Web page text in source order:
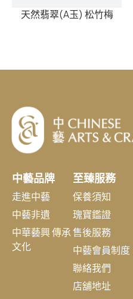
天然翡翠(A玉) 松竹梅
中藝品牌
走進中藝
中藝非遺
中華藝興 傳承
文化
至臻服務
保養須知
瑰寶鑑證
售後服務
中藝會員制度
聯絡我們
店舖地址